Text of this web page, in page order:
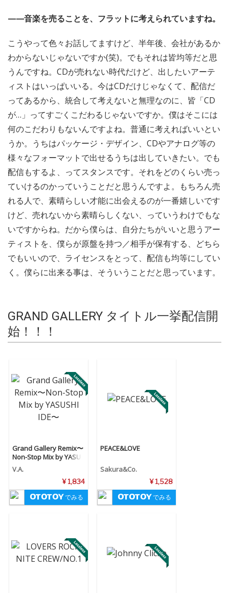
——音楽を売ることを、フラットに考えられていますね。
こうやって色々お話してますけど、半年後、会社があるか
わからないじゃないですか(笑)。でもそれは皆均等だと思
うんですね。CDが売れない時代だけど、出したいアーテ
ィストはいっぱいいる。今はCDだけじゃなくて、配信だ
ってあるから、統合して考えないと無理なのに、皆「CD
が…」ってすごくこだわるじゃないですか。僕はそこには
何のこだわりもないんですよね。普通に考えればいいとい
うか。うちはパッケージ・デザイン、CDやアナログ等の
様々なフォーマットで出せるうちは出していきたい。でも
配信もするよ、ってスタンスです。それをどのくらい売っ
ていけるのかっていうことだと思うんですよ。もちろん売
れる人で、素晴らしい才能に出会えるのが一番嬉しいです
けど、売れないから素晴らしくない、っていうわけでもな
いですからね。だから僕らは、自分たちがいいと思うアー
ティストを、僕らが原盤を持つ／相手が保有する、どちら
でもいいので、ライセンスをとって、配信も均等にしてい
く。僕らに出来る事は、そういうことだと思っています。
GRAND GALLERY タイトル一挙配信開
始！！！
Grand Gallery Remix〜
Non-Stop Mix by YASUS
HI IDE〜
V.A.
¥ 1,834
でみる
PEACE&LOVE
Sakura&Co.
¥ 1,528
でみる